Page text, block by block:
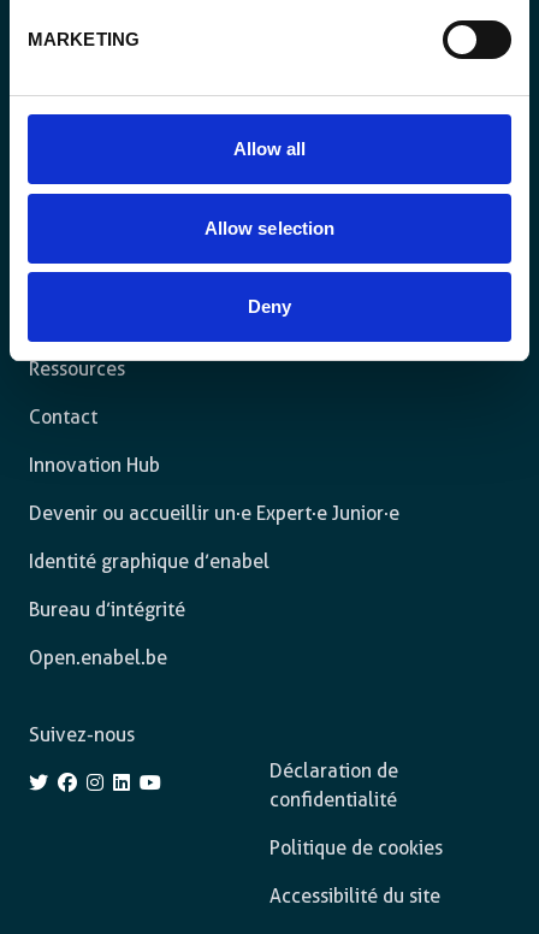
MARKETING
Allow all
Allow selection
Deny
dans un État de droit et ont la liberté de s’épanouir
Nos actions
Ressources
Contact
Innovation Hub
Devenir ou accueillir un·e Expert·e Junior·e
Identité graphique d’enabel
Bureau d’intégrité
Open.enabel.be
Déclaration de
confidentialité
Politique de cookies
Accessibilité du site
Suivez-nous